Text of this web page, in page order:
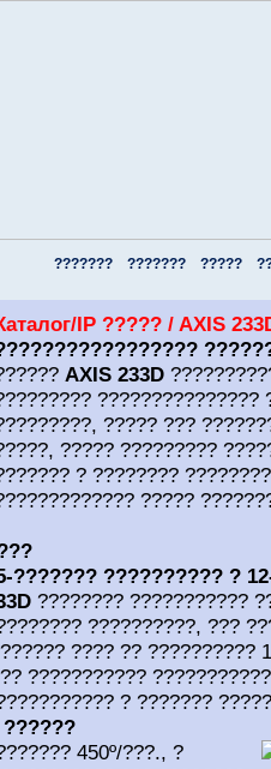
??????? ??????? ?????
IP ????? / AXIS
AXIS 233D
???????????????
????? ???
????? ?????????
? ????????
?????
??????? ?????????? ?
D ???????? ???????????
??????????, ???
???? ?? ??????????
???????????
? ???????
450º/???., ?